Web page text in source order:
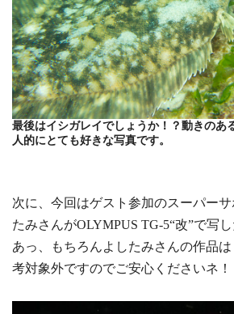
最後はイシガレイでしょうか！？動きのあ
人的にとても好きな写真です。
次に、今回はゲスト参加のスーパー
たみさんがOLYMPUS TG-5“改”で写し
あっ、もちろんよしたみさんの作品
考対象外ですのでご安心くださいネ！